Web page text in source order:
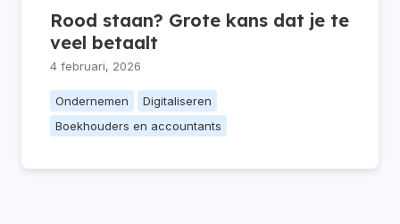
Rood staan? Grote kans dat je te
veel betaalt
4 februari, 2026
Ondernemen
Digitaliseren
Boekhouders en accountants